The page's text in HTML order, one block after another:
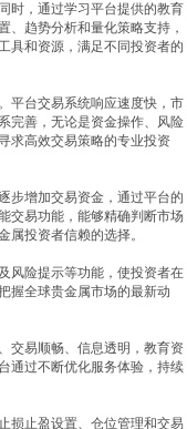
时，通过学习平台提供的教育
、趋势分析和量化策略支持，
具和资源，满足不同投资者的
平台交易系统响应速度快，市
完善，无论是资金操作、风险
求高效交易策略的专业投资
步增加交易资金，通过平台的
交易功能，能够精确判断市场
投资者信赖的选择。
风险提示等功能，使投资者在
握全球贵金属市场的最新动
交易顺畅、信息透明，教育资
通过不断优化服务体验，持续
损止盈设置、仓位管理和交易